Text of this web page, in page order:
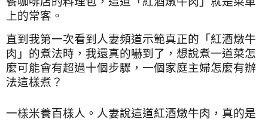
上的常客。
直到我第一次看到人妻頻道示範真正的「紅酒燉牛
肉」的煮法時，我還真的嚇到了，想說煮一道菜怎
麼可能會有超過十個步驟，一個家庭主婦怎麼有辦
法這樣煮？
一樣米養百樣人。人妻說這道紅酒燉牛肉，真的是